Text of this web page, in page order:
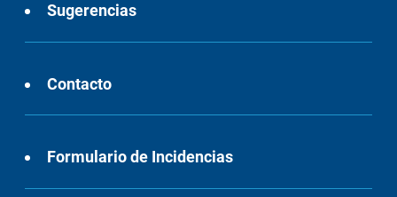
Sugerencias
Contacto
Formulario de Incidencias